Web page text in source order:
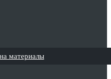
материалы